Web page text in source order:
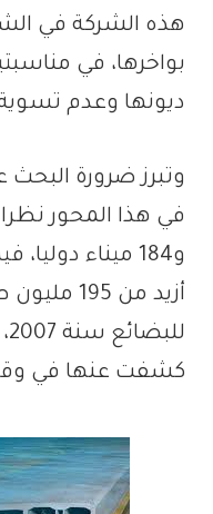
هذه الشركة في
بواخرها، في
ديونها وعدم
وتبرز ضرورة
و184 ميناء
أزيد من
كشفت عنها في